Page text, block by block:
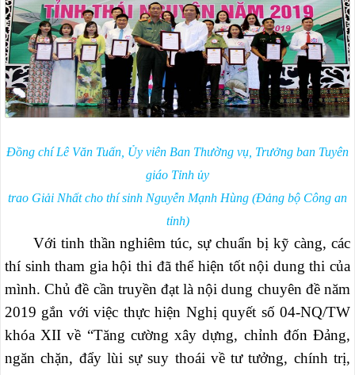
Đồng chí Lê Văn Tuấn, Ủy viên Ban Thường vụ, Trưởng ban Tuyên
giáo Tỉnh ủy
trao Giải Nhất cho thí sinh Nguyễn Mạnh Hùng (Đảng bộ Công an
tỉnh)
Với tinh thần nghiêm túc, sự chuẩn bị kỹ càng, các
thí sinh tham gia hội thi đã thể hiện tốt nội dung thi của
mình. Chủ đề cần truyền đạt là nội dung chuyên đề năm
2019 gắn với việc thực hiện Nghị quyết số 04-NQ/TW
khóa XII về “Tăng cường xây dựng, chỉnh đốn Đảng,
ngăn chặn, đẩy lùi sự suy thoái về tư tưởng, chính trị,